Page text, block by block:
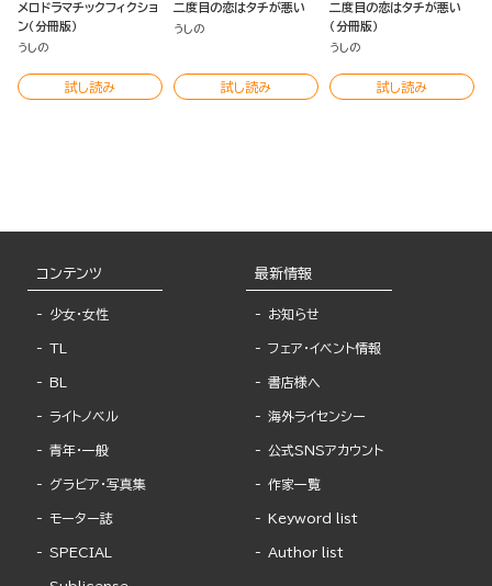
メロドラマチックフィクショ
ン（分冊版）
うしの
試し読み
二度目の恋はタチが悪い
うしの
試し読み
二度目の恋はタチが悪い
（分冊版）
うしの
試し読み
コンテンツ
少女・女性
TL
BL
ライトノベル
青年・一般
グラビア・写真集
モーター誌
SPECIAL
最新情報
お知らせ
フェア・イベント情報
書店様へ
海外ライセンシー
公式SNSアカウント
作家一覧
Keyword list
Author list